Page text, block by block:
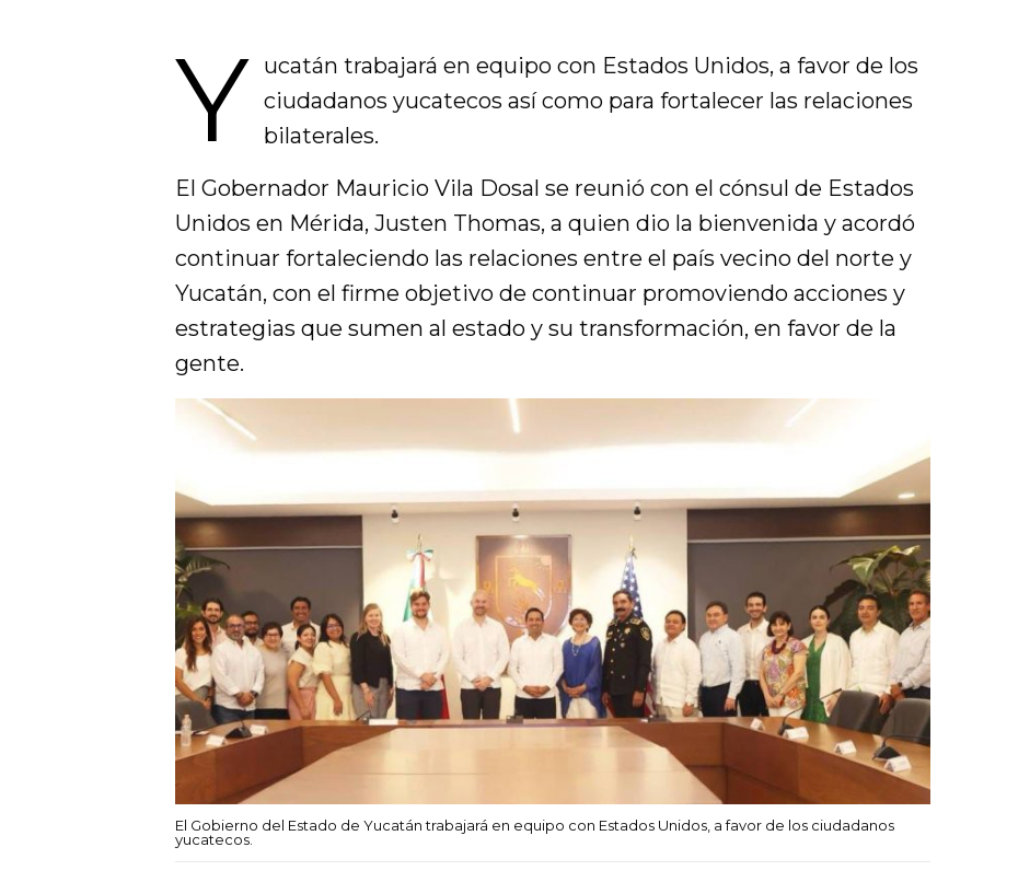
Y ucatán trabajará en equipo con Estados Unidos, a favor de los
ciudadanos yucatecos así como para fortalecer las relaciones
bilaterales.
El Gobernador Mauricio Vila Dosal se reunió con el cónsul de Estados
Unidos en Mérida, Justen Thomas, a quien dio la bienvenida y acordó
continuar fortaleciendo las relaciones entre el país vecino del norte y
Yucatán, con el firme objetivo de continuar promoviendo acciones y
estrategias que sumen al estado y su transformación, en favor de la
gente.
El Gobierno del Estado de Yucatán trabajará en equipo con Estados Unidos, a favor de los ciudadanos
yucatecos.